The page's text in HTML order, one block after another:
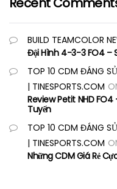
BUILD TEAMCOLOR
Đội Hình 4-3-3 FO4 –
TOP 10 CDM ĐÁNG
| TINESPORTS.COM
Review Petit NHD
Tuyến
TOP 10 CDM ĐÁNG
| TINESPORTS.COM
Những CDM Giá Rẻ